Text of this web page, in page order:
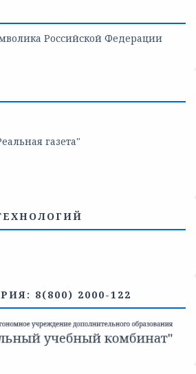
Российской Федерации
газета"
8(800) 2000-122